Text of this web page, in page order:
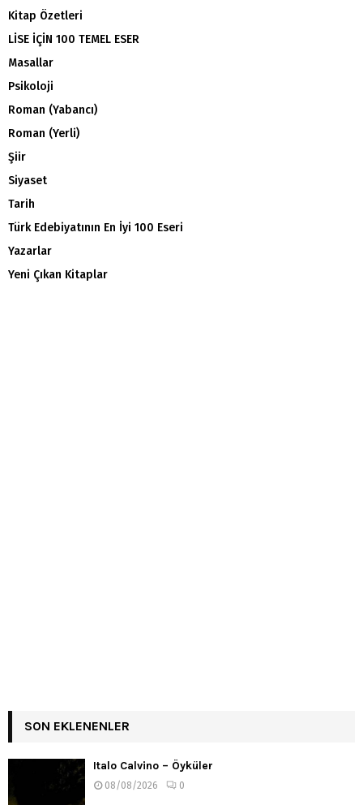
Kitap Özetleri
LİSE İÇİN 100 TEMEL ESER
Masallar
Psikoloji
Roman (Yabancı)
Roman (Yerli)
Şiir
Siyaset
Tarih
Türk Edebiyatının En İyi 100 Eseri
Yazarlar
Yeni Çıkan Kitaplar
SON EKLENENLER
Italo Calvino – Öyküler
08/08/2026 0